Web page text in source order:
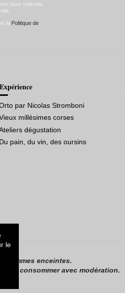
pour cela nos
et la Politique de
par Nicolas Stromboni
millésimes corses
dégustation
Du pain, du vin, des oursins
femmes enceintes.
à consommer avec modération.
le